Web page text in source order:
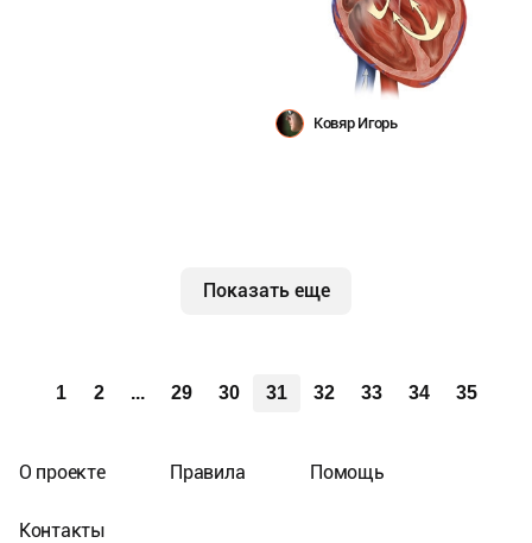
Ковяр Игорь
Показать еще
1 2 ... 29 30 31 32 33 34 35
О проекте Правила Помощь
Контакты